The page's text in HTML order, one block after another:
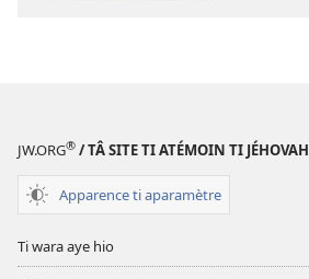
JW.ORG® / TÂ SITE TI ATÉMOIN TI JÉHOVAH
Apparence ti aparamètre
Ti wara aye hio